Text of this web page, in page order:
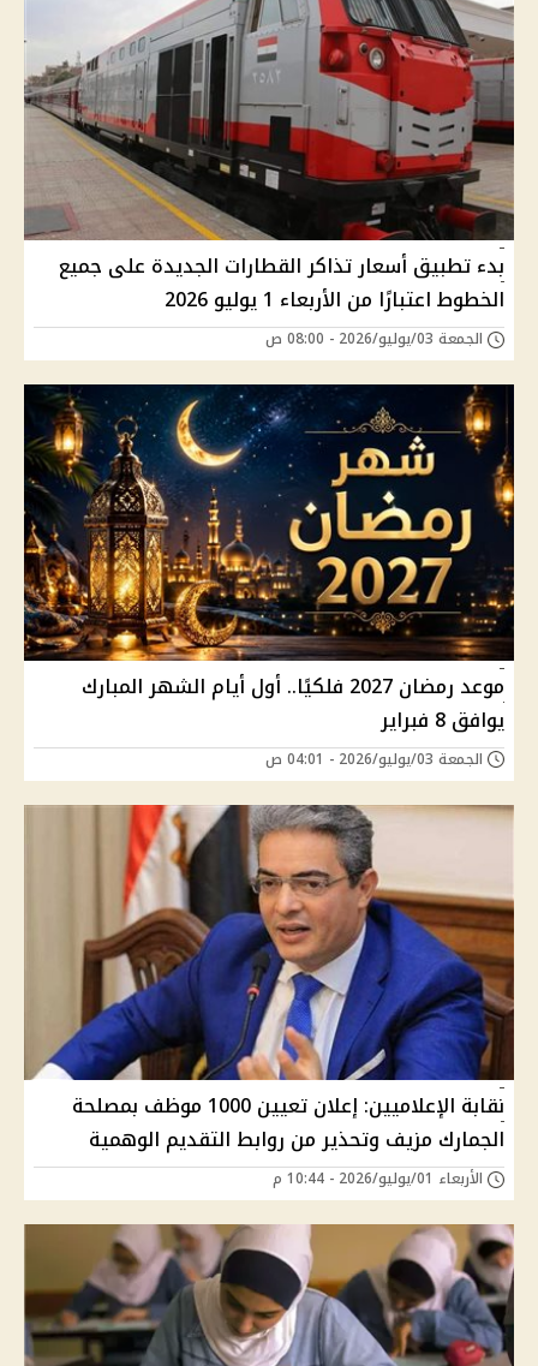
بدء تطبيق أسعار تذاكر القطارات الجديدة على جميع
الخطوط اعتبارًا من الأربعاء 1 يوليو 2026
الجمعة 03/يوليو/2026 - 08:00 ص
موعد رمضان 2027 فلكيًا.. أول أيام الشهر المبارك
يوافق 8 فبراير
الجمعة 03/يوليو/2026 - 04:01 ص
نقابة الإعلاميين: إعلان تعيين 1000 موظف بمصلحة
الجمارك مزيف وتحذير من روابط التقديم الوهمية
الأربعاء 01/يوليو/2026 - 10:44 م